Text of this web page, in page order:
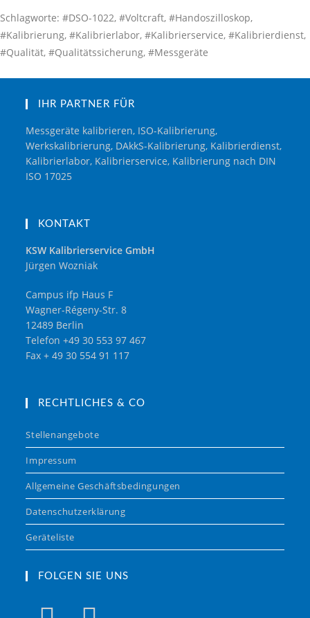
Schlagworte: #DSO-1022, #Voltcraft, #Handoszilloskop,
#Kalibrierung, #Kalibrierlabor, #Kalibrierservice, #Kalibrierdienst,
#Qualität, #Qualitätssicherung, #Messgeräte
IHR PARTNER FÜR
Messgeräte kalibrieren, ISO-Kalibrierung,
Werkskalibrierung, DAkkS-Kalibrierung, Kalibrierdienst,
Kalibrierlabor, Kalibrierservice, Kalibrierung nach DIN
ISO 17025
KONTAKT
KSW Kalibrierservice GmbH
Jürgen Wozniak
Campus ifp Haus F
Wagner-Régeny-Str. 8
12489 Berlin
Telefon +49 30 553 97 467
Fax + 49 30 554 91 117
RECHTLICHES & CO
Stellenangebote
Impressum
Allgemeine Geschäftsbedingungen
Datenschutzerklärung
Geräteliste
FOLGEN SIE UNS